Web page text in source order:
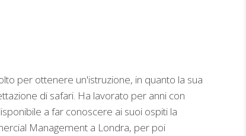
per ottenere un'istruzione, in quanto la sua
di safari. Ha lavorato per anni con
a far conoscere ai suoi ospiti la
Management a Londra, per poi